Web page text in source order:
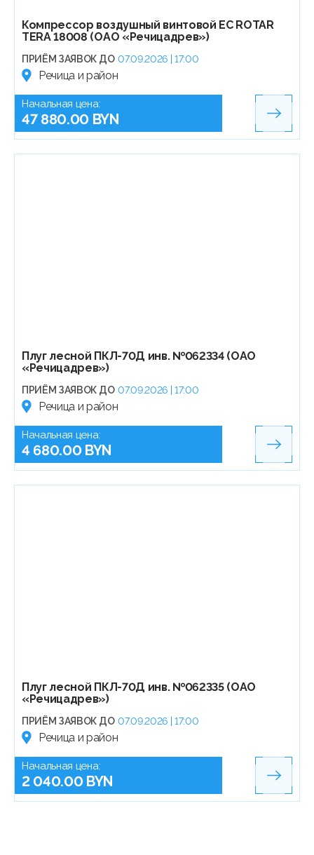
Компрессор воздушный винтовой EC ROTAR
TERA 18008 (ОАО «Речицадрев»)
ПРИЁМ ЗАЯВОК ДО 07.09.2026 | 17:00
Речица и район
Начальная цена:
47 880.00 BYN
Плуг лесной ПКЛ-70Д инв. №062334 (ОАО
«Речицадрев»)
ПРИЁМ ЗАЯВОК ДО 07.09.2026 | 17:00
Речица и район
Начальная цена:
4 680.00 BYN
Плуг лесной ПКЛ-70Д инв. №062335 (ОАО
«Речицадрев»)
ПРИЁМ ЗАЯВОК ДО 07.09.2026 | 17:00
Речица и район
Начальная цена:
2 040.00 BYN